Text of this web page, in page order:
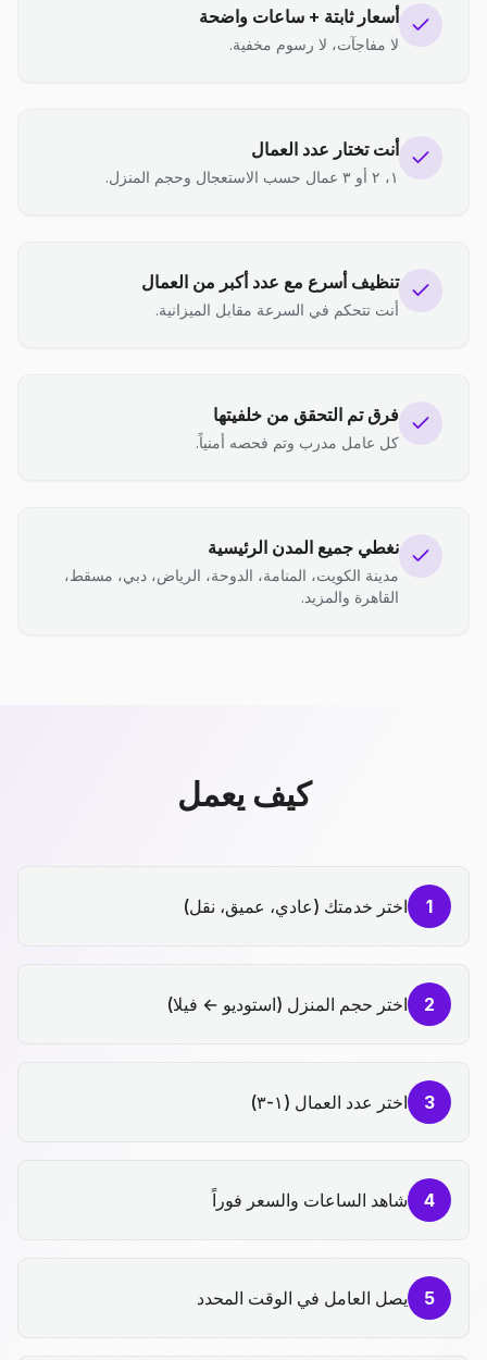
أسعار ثابتة + ساعات واضحة
لا مفاجآت، لا رسوم مخفية.
أنت تختار عدد العمال
١، ٢ أو ٣ عمال حسب الاستعجال وحجم المنزل.
تنظيف أسرع مع عدد أكبر من العمال
أنت تتحكم في السرعة مقابل الميزانية.
فرق تم التحقق من خلفيتها
كل عامل مدرب وتم فحصه أمنياً.
نغطي جميع المدن الرئيسية
مدينة الكويت، المنامة، الدوحة، الرياض، دبي، مسقط،
القاهرة والمزيد.
كيف يعمل
1 اختر خدمتك (عادي، عميق، نقل)
2 اختر حجم المنزل (استوديو ← فيلا)
3 اختر عدد العمال (١-٣)
4 شاهد الساعات والسعر فوراً
5 يصل العامل في الوقت المحدد